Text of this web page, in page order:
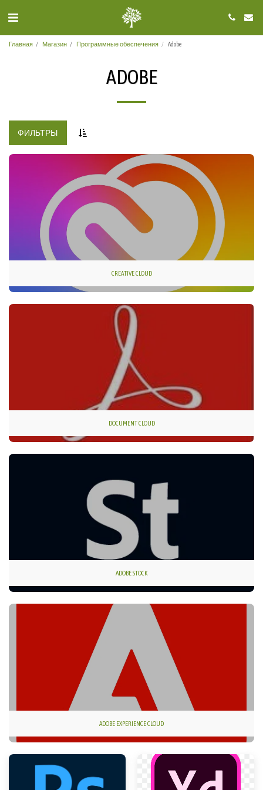
Главная Магазин Программные обеспечения Adobe
ADOBE
ФИЛЬТРЫ
CREATIVE CLOUD
DOCUMENT CLOUD
ADOBE STOCK
ADOBE EXPERIENCE CLOUD